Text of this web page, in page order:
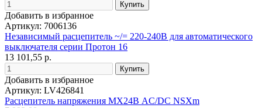
Добавить в избранное
Артикул: 7006136
Независимый расцепитель ~/= 220-240B для автоматического
выключателя серии Протон 16
13 101,55 р.
Добавить в избранное
Артикул: LV426841
Расцепитель напряжения MX24В AC/DC NSXm